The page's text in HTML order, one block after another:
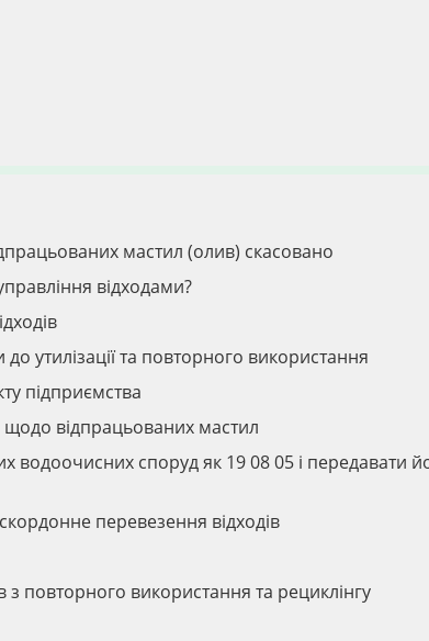
мастил (олив) скасовано
відходами?
утилізації та повторного використання
підприємства
відпрацьованих мастил
водоочисних споруд як 19 08 05 і передавати
перевезення відходів
повторного використання та рециклінгу